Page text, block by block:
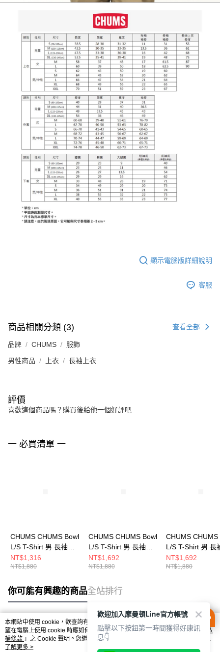
顯示電腦版詳細說明
客服
商品相關分類 (3) 查看全部
品牌 CHUMS 服飾
男性商品 上衣 長袖上衣
評價
喜歡這個商品嗎？購買後給他一個好評吧
一 必買清單 一
CHUMS CHUMS Bowl
L/S T-Shirt 男 長袖上
衣 米灰色
CH012514G057
NT$1,316
NT$1,880
CHUMS CHUMS Bowl
L/S T-Shirt 男 長袖上
衣 Canyon-Dye
CH012514Z358
NT$1,692
NT$1,880
CHUMS CHUMS
L/S T-Shirt 男 長
衣 白色
CH012514W001
NT$1,692
NT$1,880
你可能有興趣的商品全站排行
熱門標籤
本網站中使用 cookie，欲查詢有關本網站使用 cookie 方式之詳情，及若您不希
望在電腦上使用 cookie 時應如何變更電腦的 cookie 設定，請參閱本網站「
隱私
權條款 」之 Cookie 聲明。您繼續使用本網站即表示您同意本公司得按本網站使
用條款之 Cookie 聲明使用 cookie。
了解更多 >
歡迎加入摩曼頓Line官方帳號
點擊以下按鈕第一時間獲得好康訊
息👇